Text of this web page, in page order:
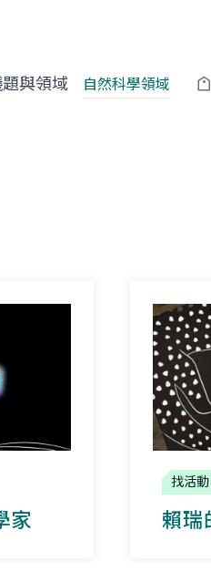
與領域 自然科學領域
家
找活動
賴瑞